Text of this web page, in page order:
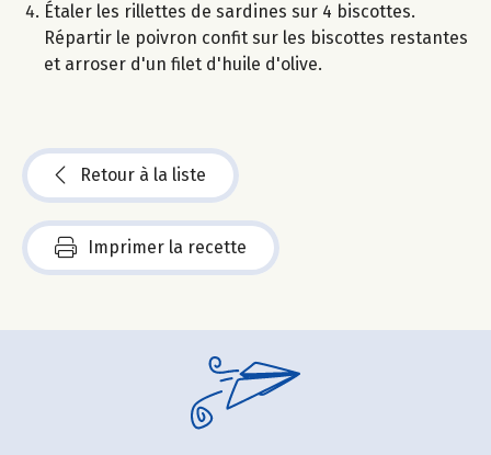
Étaler les rillettes de sardines sur 4 biscottes.
Répartir le poivron confit sur les biscottes restantes
et arroser d'un filet d'huile d'olive.
Retour à la liste
Imprimer la recette